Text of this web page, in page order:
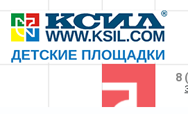
8